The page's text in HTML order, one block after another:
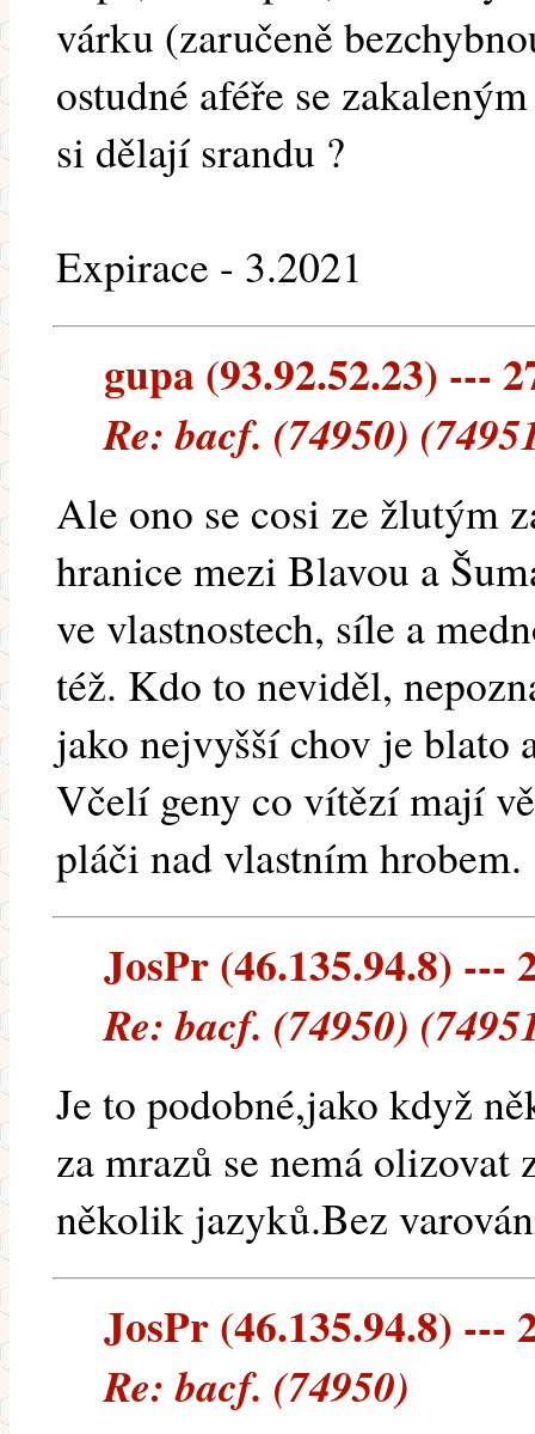
várku (zaručeně
ostudné aféře se
si dělají srandu ?
Expirace - 3.2021
gupa (93.92.52.23) ---
Re: bacf. (74950)
Ale ono se cosi ze žlutým
hranice mezi Blavou a
ve vlastnostech, síle a
též. Kdo to neviděl,
jako nejvyšší chov je blato
Včelí geny co vítězí mají
pláči nad vlastním hrobem.
JosPr (46.135.94.8) ---
Re: bacf. (74950)
Je to podobné,jako když
za mrazů se nemá
několik jazyků.Bez
JosPr (46.135.94.8) ---
Re: bacf. (74950)